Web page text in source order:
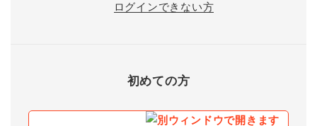
ログインできない方
初めての方